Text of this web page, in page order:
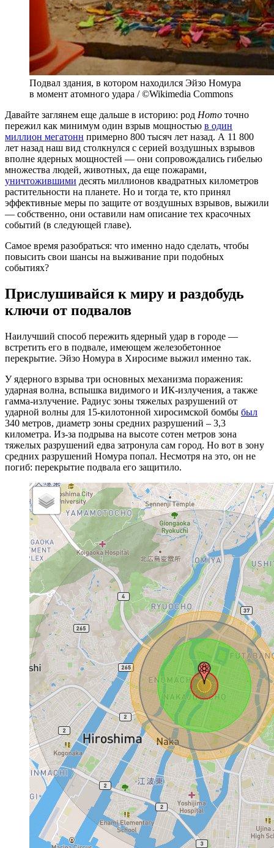
Подвал здания, в котором находился Эйзо Номура
в момент атомного удара / ©Wikimedia Commons
Давайте заглянем еще дальше в историю: род Homo точно
пережил как минимум один взрыв мощностью в один
миллион мегатонн примерно 800 тысяч лет назад. А 11 800
лет назад наш вид столкнулся с серией воздушных взрывов
вполне ядерных мощностей — они сопровождались гибелью
множества людей, животных, да еще пожарами,
уничтожившими десять миллионов квадратных километров
растительности на планете. Но и тогда те, кто принял
эффективные меры по защите от воздушных взрывов, выжили
— собственно, они оставили нам описание тех красочных
событий (в следующей главе).
Самое время разобраться: что именно надо сделать, чтобы
повысить свои шансы на выживание при подобных
событиях?
Прислушивайся к миру и раздобудь
ключи от подвалов
Наилучший способ пережить ядерный удар в городе —
встретить его в подвале, имеющем железобетонное
перекрытие. Эйзо Номура в Хиросиме выжил именно так.
У ядерного взрыва три основных механизма поражения:
ударная волна, вспышка видимого и ИК-излучения, а также
гамма-излучение. Радиус зоны тяжелых разрушений от
ударной волны для 15-килотонной хиросимской бомбы был
340 метров, диаметр зоны средних разрушений – 3,3
километра. Из-за подрыва на высоте сотен метров зона
тяжелых разрушений едва затронула сам город. Но вот в зону
средних разрушений Номура попал. Несмотря на это, он не
погиб: перекрытие подвала его защитило.